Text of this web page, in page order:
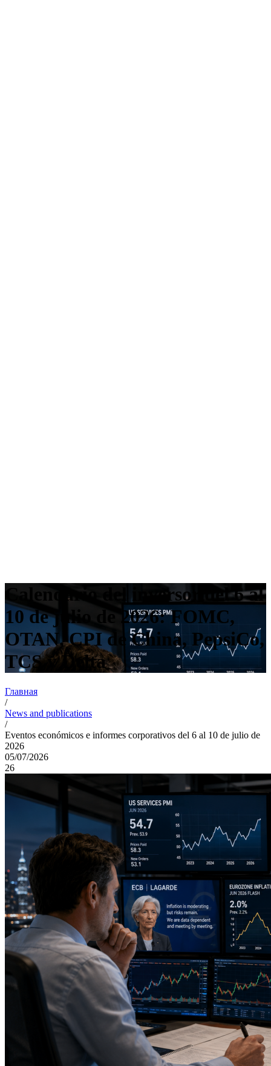
Calendario del inversor del 6 al
10 de julio de 2026: FOMC,
OTAN, CPI de China, PepsiCo,
TCS y Delta
Главная
/
News and publications
/
Eventos económicos e informes corporativos del 6 al 10 de julio de
2026
05/07/2026
26